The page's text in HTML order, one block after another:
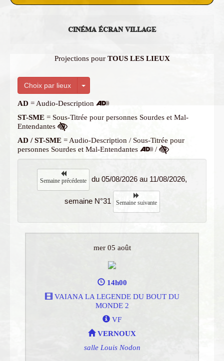
CINÉMA ÉCRAN VILLAGE